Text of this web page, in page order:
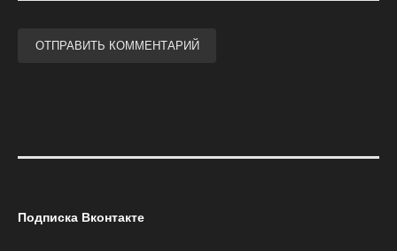
Подписка Вконтакте